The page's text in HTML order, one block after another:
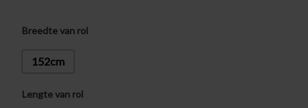
Breedte van rol
152cm
Lengte van rol